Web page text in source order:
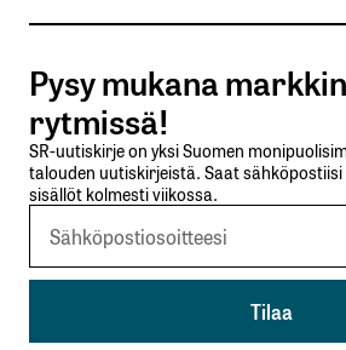
Tilaa SalkunRakentajan
Lähetä kommentti
Pysy mukana
rytmissä!
SR-uutiskirje on yksi Suomen
talouden uutiskirjeistä. Saat
sisällöt kolmesti viikossa.